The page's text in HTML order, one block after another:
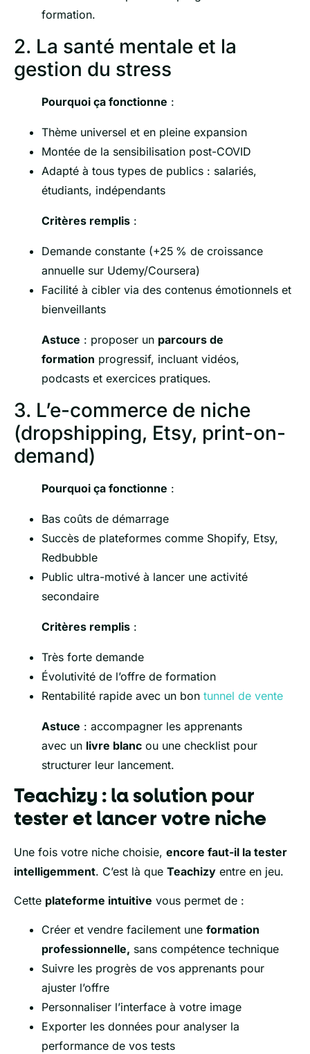
formation.
2. La santé mentale et la
gestion du stress
Pourquoi ça fonctionne :
Thème universel et en pleine expansion
Montée de la sensibilisation post-COVID
Adapté à tous types de publics : salariés,
étudiants, indépendants
Critères remplis :
Demande constante (+25 % de croissance
annuelle sur Udemy/Coursera)
Facilité à cibler via des contenus émotionnels et
bienveillants
Astuce : proposer un parcours de
formation progressif, incluant vidéos,
podcasts et exercices pratiques.
3. L’e-commerce de niche
(dropshipping, Etsy, print-on-
demand)
Pourquoi ça fonctionne :
Bas coûts de démarrage
Succès de plateformes comme Shopify, Etsy,
Redbubble
Public ultra-motivé à lancer une activité
secondaire
Critères remplis :
Très forte demande
Évolutivité de l’offre de formation
Rentabilité rapide avec un bon tunnel de vente
Astuce : accompagner les apprenants
avec un livre blanc ou une checklist pour
structurer leur lancement.
Teachizy : la solution pour
tester et lancer votre niche
Une fois votre niche choisie, encore faut-il la tester
intelligemment. C’est là que Teachizy entre en jeu.
Cette plateforme intuitive vous permet de :
Créer et vendre facilement une formation
professionnelle, sans compétence technique
Suivre les progrès de vos apprenants pour
ajuster l’offre
Personnaliser l’interface à votre image
Exporter les données pour analyser la
performance de vos tests